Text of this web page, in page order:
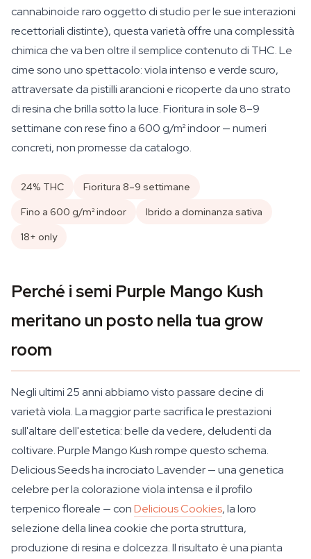
cannabinoide raro oggetto di studio per le sue interazioni
recettoriali distinte), questa varietà offre una complessità
chimica che va ben oltre il semplice contenuto di THC. Le
cime sono uno spettacolo: viola intenso e verde scuro,
attraversate da pistilli arancioni e ricoperte da uno strato
di resina che brilla sotto la luce. Fioritura in sole 8–9
settimane con rese fino a 600 g/m² indoor — numeri
concreti, non promesse da catalogo.
24% THC
Fioritura 8–9 settimane
Fino a 600 g/m² indoor
Ibrido a dominanza sativa
18+ only
Perché i semi Purple Mango Kush
meritano un posto nella tua grow
room
Negli ultimi 25 anni abbiamo visto passare decine di
varietà viola. La maggior parte sacrifica le prestazioni
sull'altare dell'estetica: belle da vedere, deludenti da
coltivare. Purple Mango Kush rompe questo schema.
Delicious Seeds ha incrociato Lavender — una genetica
celebre per la colorazione viola intensa e il profilo
terpenico floreale — conDelicious Cookies, la loro
selezione della linea cookie che porta struttura,
produzione di resina e dolcezza. Il risultato è una pianta